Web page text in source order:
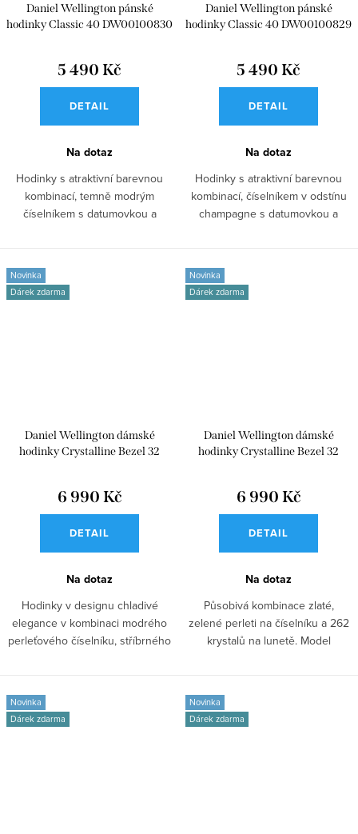
Daniel Wellington pánské
hodinky Classic 40 DW00100830
5 490 Kč
DETAIL
Na dotaz
Hodinky s atraktivní barevnou
kombinací, temně modrým
číselníkem s datumovkou a
Daniel Wellington pánské
hodinky Classic 40 DW00100829
5 490 Kč
DETAIL
Na dotaz
Hodinky s atraktivní barevnou
kombinací, číselníkem v odstínu
champagne s datumovkou a
Novinka
Dárek zdarma
Daniel Wellington dámské
hodinky Crystalline Bezel 32
6 990 Kč
DETAIL
Na dotaz
Hodinky v designu chladivé
elegance v kombinaci modrého
perleťového číselníku, stříbrného
Novinka
Dárek zdarma
Daniel Wellington dámské
hodinky Crystalline Bezel 32
6 990 Kč
DETAIL
Na dotaz
Působivá kombinace zlaté,
zelené perleti na číselníku a 262
krystalů na lunetě. Model
Novinka
Dárek zdarma
Novinka
Dárek zdarma